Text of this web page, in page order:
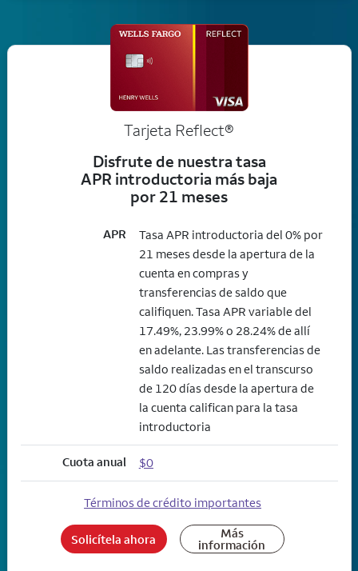
Tarjeta Reflect®
Disfrute de nuestra tasa
APR introductoria más baja
por 21 meses
APR
Tasa APR introductoria del 0% por
21 meses desde la apertura de la
cuenta en compras y
transferencias de saldo que
califiquen. Tasa APR variable del
17.49%, 23.99% o 28.24% de allí
en adelante. Las transferencias de
saldo realizadas en el transcurso
de 120 días desde la apertura de
la cuenta califican para la tasa
introductoria
Cuota anual $0
Términos de crédito importantes
Solicítela ahora Más
información